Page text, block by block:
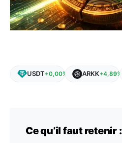
USDT+0,00% ARKK+4,89%
Ce qu’il faut retenir :